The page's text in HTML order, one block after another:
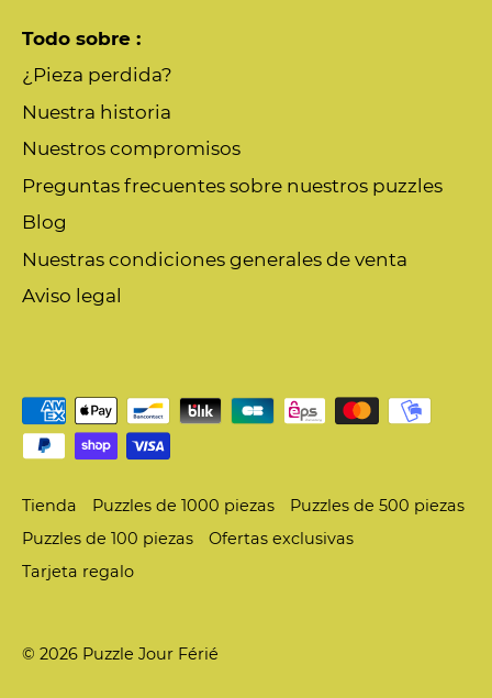
Todo sobre :
¿Pieza perdida?
Nuestra historia
Nuestros compromisos
Preguntas frecuentes sobre nuestros puzzles
Blog
Nuestras condiciones generales de venta
Aviso legal
Tienda Puzzles de 1000 piezas
Puzzles de 500 piezas
Puzzles de 100 piezas
Ofertas exclusivas
Tarjeta regalo
© 2026 Puzzle Jour Férié